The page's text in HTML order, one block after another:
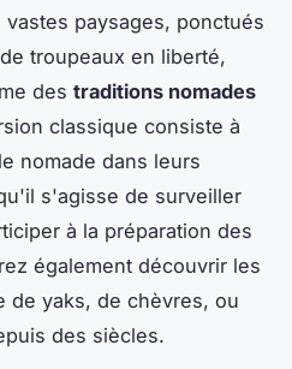
paysages, ponctués
troupeaux en liberté,
des traditions nomades
classique consiste à
nomade dans leurs
s'agisse de surveiller
à la préparation des
également découvrir les
de yaks, de chèvres, ou
des siècles.